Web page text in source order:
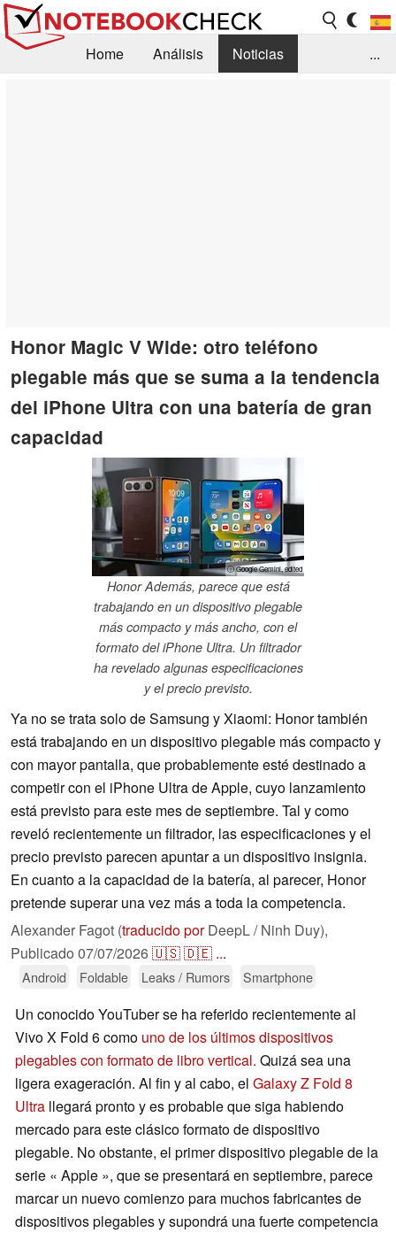
Home Análisis
Noticias
...
Honor Magic V Wide: otro teléfono
plegable más que se suma a la tendencia
del iPhone Ultra con una batería de gran
capacidad
ⓘ Google Gemini, edited
Honor Además, parece que está
trabajando en un dispositivo plegable
más compacto y más ancho, con el
formato del iPhone Ultra. Un filtrador
ha revelado algunas especificaciones
y el precio previsto.
Ya no se trata solo de Samsung y Xiaomi: Honor también
está trabajando en un dispositivo plegable más compacto y
con mayor pantalla, que probablemente esté destinado a
competir con el iPhone Ultra de Apple, cuyo lanzamiento
está previsto para este mes de septiembre. Tal y como
reveló recientemente un filtrador, las especificaciones y el
precio previsto parecen apuntar a un dispositivo insignia.
En cuanto a la capacidad de la batería, al parecer, Honor
pretende superar una vez más a toda la competencia.
Alexander Fagot (traducido porDeepL / Ninh Duy),
Publicado 07/07/2026🇺🇸🇩🇪 ...
Android Foldable Leaks / Rumors Smartphone
Un conocido YouTuber se ha referido recientemente al
Vivo X Fold 6 como uno de los últimos dispositivos
plegables con formato de libro vertical. Quizá sea una
ligera exageración. Al fin y al cabo, el Galaxy Z Fold 8
Ultra llegará pronto y es probable que siga habiendo
mercado para este clásico formato de dispositivo
plegable. No obstante, el primer dispositivo plegable de la
serie « Apple », que se presentará en septiembre, parece
marcar un nuevo comienzo para muchos fabricantes de
dispositivos plegables y supondrá una fuerte competencia